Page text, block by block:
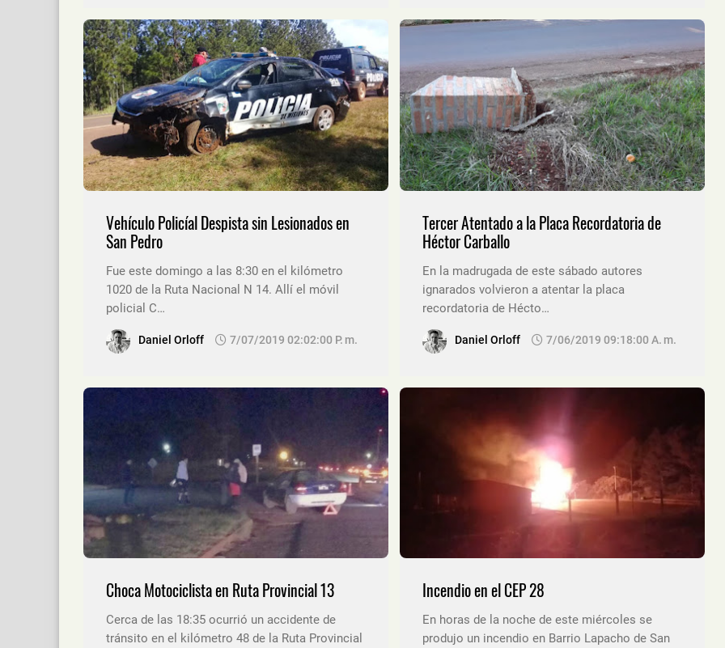
Vehículo Policíal Despista sin Lesionados en
San Pedro
Fue este domingo a las 8:30 en el kilómetro
1020 de la Ruta Nacional N 14. Allí el móvil
policial C…
Daniel Orloff 7/07/2019 02:02:00 P. M.
Tercer Atentado a la Placa Recordatoria de
Héctor Carballo
En la madrugada de este sábado autores
ignarados volvieron a atentar la placa
recordatoria de Hécto…
Daniel Orloff 7/06/2019 09:18:00 A. M.
Choca Motociclista en Ruta Provincial 13
Cerca de las 18:35 ocurrió un accidente de
tránsito en el kilómetro 48 de la Ruta Provincial
Incendio en el CEP 28
En horas de la noche de este miércoles se
produjo un incendio en Barrio Lapacho de San